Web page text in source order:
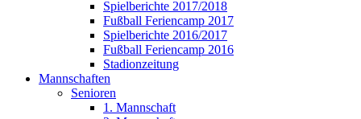
Spielberichte 2017/2018
Fußball Feriencamp 2017
Spielberichte 2016/2017
Fußball Feriencamp 2016
Stadionzeitung
Mannschaften
Senioren
1. Mannschaft